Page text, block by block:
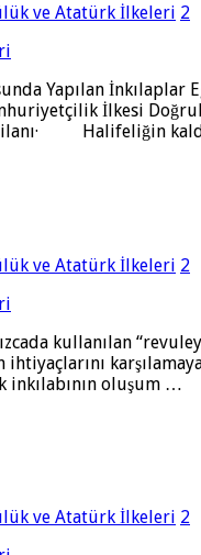
ve Atatürk İlkeleri 2
Yapılan
İlkesi
Halifeliğin
ve Atatürk İlkeleri 2
kullanılan
inkılabının oluşum …
ve Atatürk İlkeleri 2